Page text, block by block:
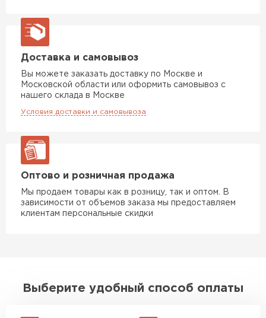
Доставка и самовывоз
Вы можете заказать доставку по Москве и
Московской области или оформить самовывоз с
нашего склада в Москве
Условия доставки и самовывоза
Оптово и розничная продажа
Мы продаем товары как в розницу, так и оптом. В
зависимости от объемов заказа мы предоставляем
клиентам персональные скидки
Выберите удобный способ оплаты